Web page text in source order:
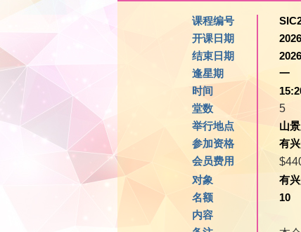
课程编号
开课日期
结束日期
逢星期
一
时间
堂数
5
举行地点
山
参加资格
有
会员费用
对象
有
名额
10
内容